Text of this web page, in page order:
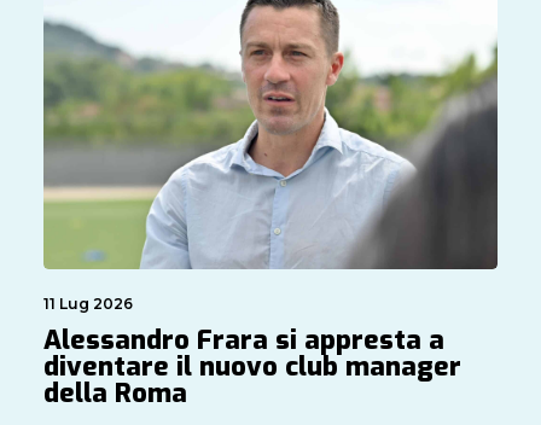
11 Lug 2026
Alessandro Frara si appresta a
diventare il nuovo club manager
della Roma